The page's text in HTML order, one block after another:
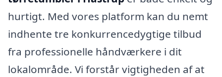
hurtigt. Med vores platform kan du nemt
indhente tre konkurrencedygtige tilbud
fra professionelle håndværkere i dit
lokalområde. Vi forstår vigtigheden af at